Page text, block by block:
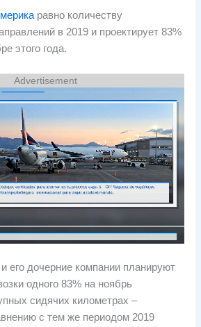
равно количеству
в 2019 и проектирует 83%
этого года.
Advertisement
и его дочерние компании планируют
одного 83% на ноябрь
сидячих километрах –
с тем же периодом 2019